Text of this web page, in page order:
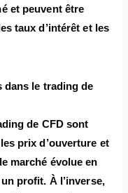
et peuvent être
taux d’intérêt et les
dans le trading de
de CFD sont
prix d’ouverture et
marché évolue en
profit. À l’inverse,